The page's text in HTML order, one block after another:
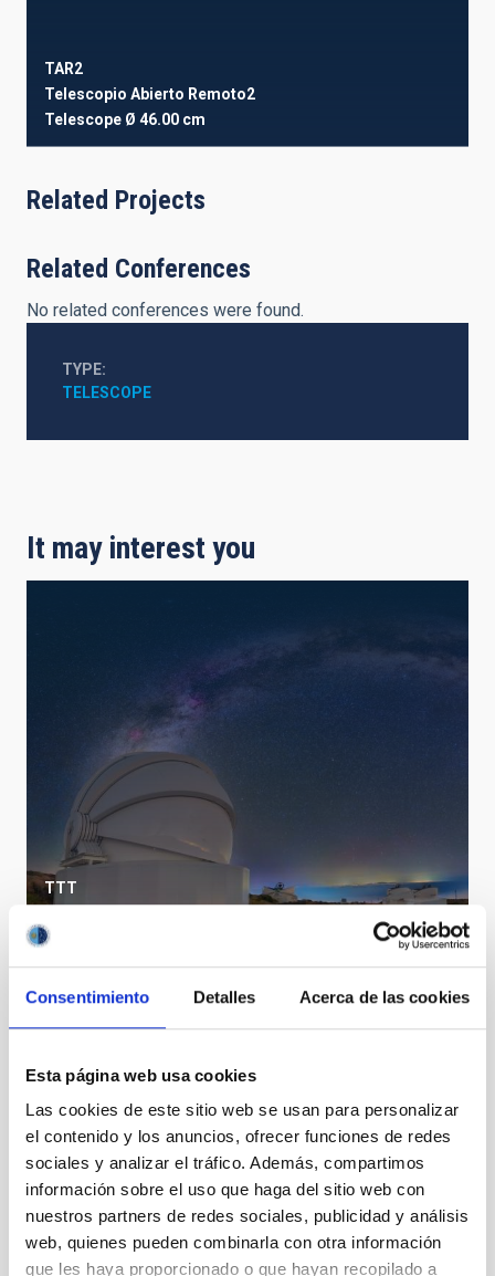
Consentimiento Detalles Acerca de las cookies
Esta página web usa cookies
Las cookies de este sitio web se usan para personalizar
el contenido y los anuncios, ofrecer funciones de redes
sociales y analizar el tráfico. Además, compartimos
información sobre el uso que haga del sitio web con
nuestros partners de redes sociales, publicidad y análisis
web, quienes pueden combinarla con otra información
que les haya proporcionado o que hayan recopilado a
TAR2
Telescopio Abierto Remoto2
Telescope Ø 46.00 cm
Related Projects
Related Conferences
No related conferences were found.
TYPE
TELESCOPE
It may interest you
TTT
Telescope